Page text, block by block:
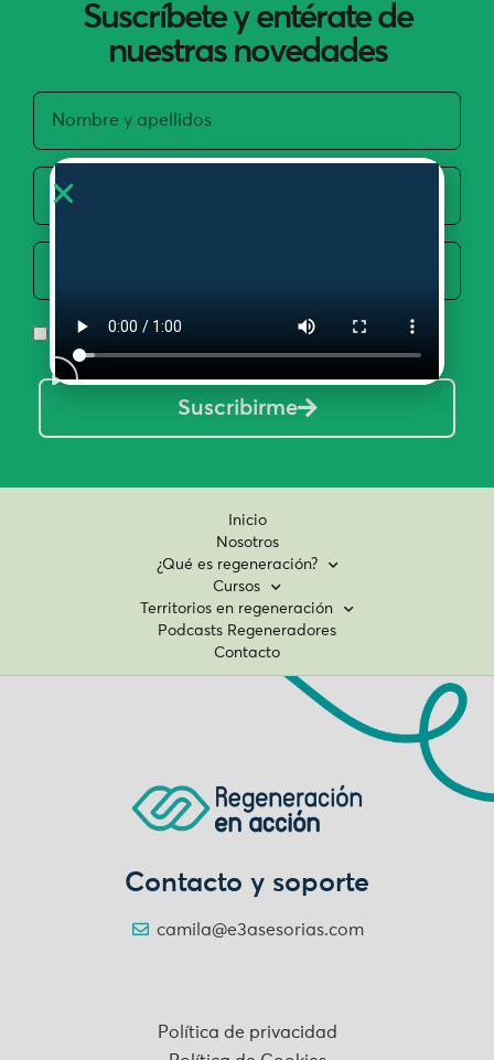
Suscríbete y entérate de
nuestras novedades
Acepto la Política de Privacidad y Uso de Datos
Suscribirme
Inicio
Nosotros
¿Qué es regeneración?
Cursos
Territorios en regeneración
Podcasts Regeneradores
Contacto
Contacto y soporte
camila@e3asesorias.com
Política de privacidad